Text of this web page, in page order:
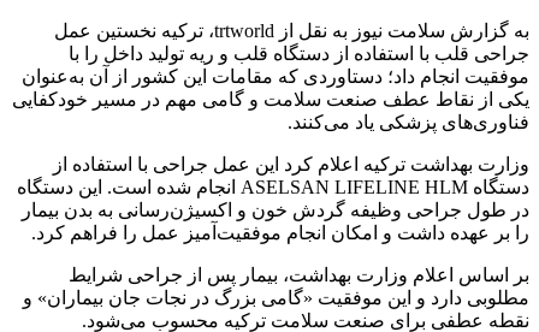
به گزارش سلامت نیوز به نقل از trtworld، ترکیه نخستین عمل
جراحی قلب با استفاده از دستگاه قلب و ریه تولید داخل را با
موفقیت انجام داد؛ دستاوردی که مقامات این کشور از آن به‌عنوان
یکی از نقاط عطف صنعت سلامت و گامی مهم در مسیر خودکفایی
فناوری‌های پزشکی یاد می‌کنند.
وزارت بهداشت ترکیه اعلام کرد این عمل جراحی با استفاده از
دستگاه ASELSAN LIFELINE HLM انجام شده است. این دستگاه
در طول جراحی وظیفه گردش خون و اکسیژن‌رسانی به بدن بیمار
را بر عهده داشت و امکان انجام موفقیت‌آمیز عمل را فراهم کرد.
بر اساس اعلام وزارت بهداشت، بیمار پس از جراحی شرایط
مطلوبی دارد و این موفقیت «گامی بزرگ در نجات جان بیماران» و
نقطه عطفی برای صنعت سلامت ترکیه محسوب می‌شود.